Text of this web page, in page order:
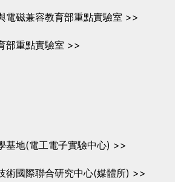
電磁兼容教育部重點實驗室 >>
部重點實驗室 >>
基地(電工電子實驗中心) >>
術國際聯合研究中心(媒體所) >>